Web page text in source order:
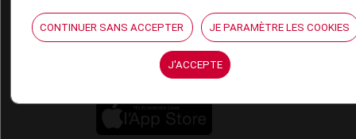
Vidal Mobile
CONTINUER SANS ACCEPTER JE PARAMÈTRE LES COOKIES
J'ACCEPTE